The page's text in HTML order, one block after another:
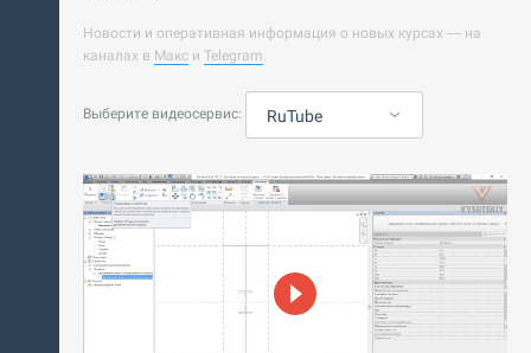
Новости и оперативная информация о новых курсах — на
каналах в Макс и Telegram.
Выберите видеосервис: RuTube